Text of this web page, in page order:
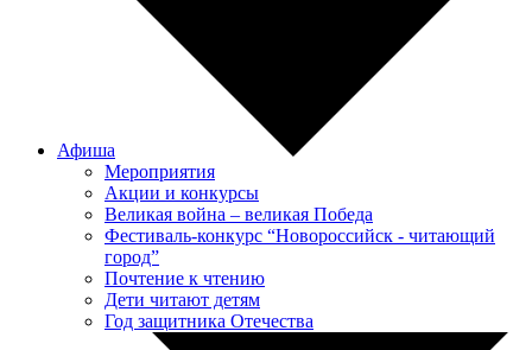
Афиша
Мероприятия
Акции и конкурсы
Великая война – великая Победа
Фестиваль-конкурс “Новороссийск - читающий
город”
Почтение к чтению
Дети читают детям
Год защитника Отечества